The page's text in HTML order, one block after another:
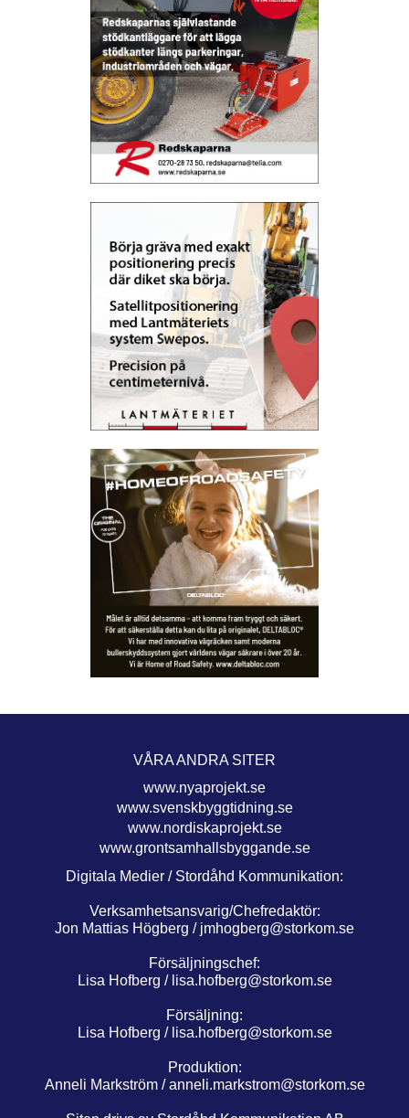
VÅRA ANDRA SITER
www.nyaprojekt.se
www.svenskbyggtidning.se
www.nordiskaprojekt.se
www.grontsamhallsbyggande.se
Digitala Medier / Stordåhd Kommunikation:
Verksamhetsansvarig/Chefredaktör:
Jon Mattias Högberg / jmhogberg@storkom.se
Försäljningschef:
Lisa Hofberg / lisa.hofberg@storkom.se
Försäljning:
Lisa Hofberg / lisa.hofberg@storkom.se
Produktion:
Anneli Markström /anneli.markstrom@storkom.se